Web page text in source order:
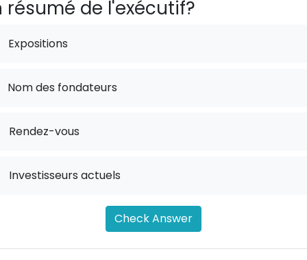
résumé de l'exécutif?
Expositions
Nom des fondateurs
Rendez-vous
Investisseurs actuels
Check Answer